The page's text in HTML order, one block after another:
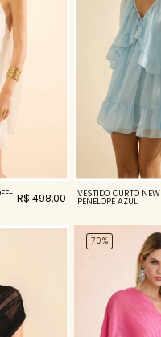
R$ 498,00 VESTIDO CURTO NEW
PENELOPE AZUL
70%